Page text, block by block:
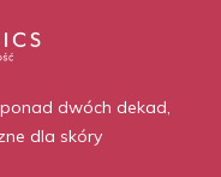
dwóch dekad,
dla skóry